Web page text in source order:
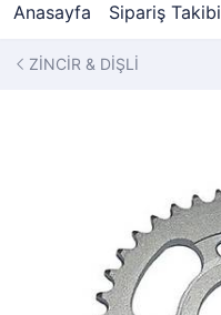
Anasayfa Sipariş Takibi
ZİNCİR & DİŞLİ